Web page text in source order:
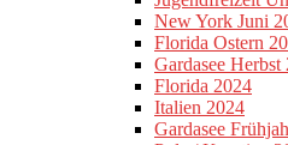
New York Juni
Florida Ostern
Gardasee Herbst
Florida 2024
Italien 2024
Gardasee